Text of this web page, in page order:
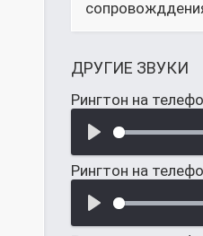
ДРУГИЕ ЗВУКИ
Рингтон на
Рингтон на